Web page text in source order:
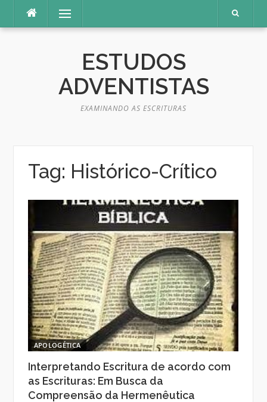
o
Menu
ESTUDOS
ADVENTISTAS
EXAMINANDO AS ESCRITURAS
Tag: Histórico-Crítico
APOLOGÉTICA
Interpretando Escritura de acordo com
as Escrituras: Em Busca da
Compreensão da Hermenêutica